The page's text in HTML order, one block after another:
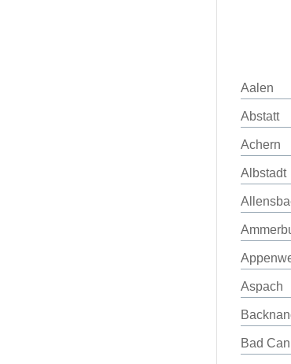
Aalen
Abstatt
Achern
Albstadt
Aspach
Bad